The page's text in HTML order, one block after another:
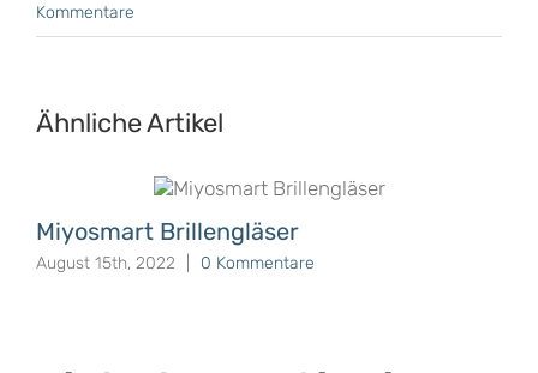
Kommentare
Ähnliche Artikel
Miyosmart Brillengläser
August 15th, 2022 0 Kommentare